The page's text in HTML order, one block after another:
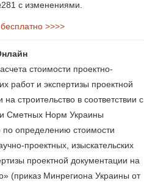
с изменениями.
>>>>
стоимости проектно-
работ и экспертизы проектной
на строительство в соответствии с
Сметных Норм Украины
по определению стоимости
проектных, изыскательских
проектной документации на
(приказ Минрегиона Украины от